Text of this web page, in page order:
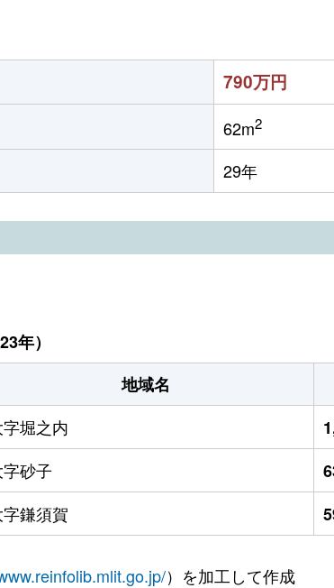
790万円
62m2
29年
年）
地域名
堀之内
砂子
鎌須賀
）を加工して作成